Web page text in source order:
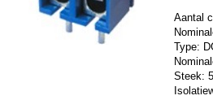
Aantal
Type:
Steek: